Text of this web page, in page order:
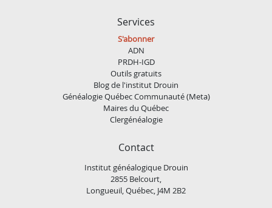
Services
S'abonner
ADN
PRDH-IGD
Outils gratuits
Blog de l'institut Drouin
Généalogie Québec Communauté (Meta)
Maires du Québec
Clergénéalogie
Contact
Institut généalogique Drouin
2855 Belcourt,
Longueuil, Québec, J4M 2B2